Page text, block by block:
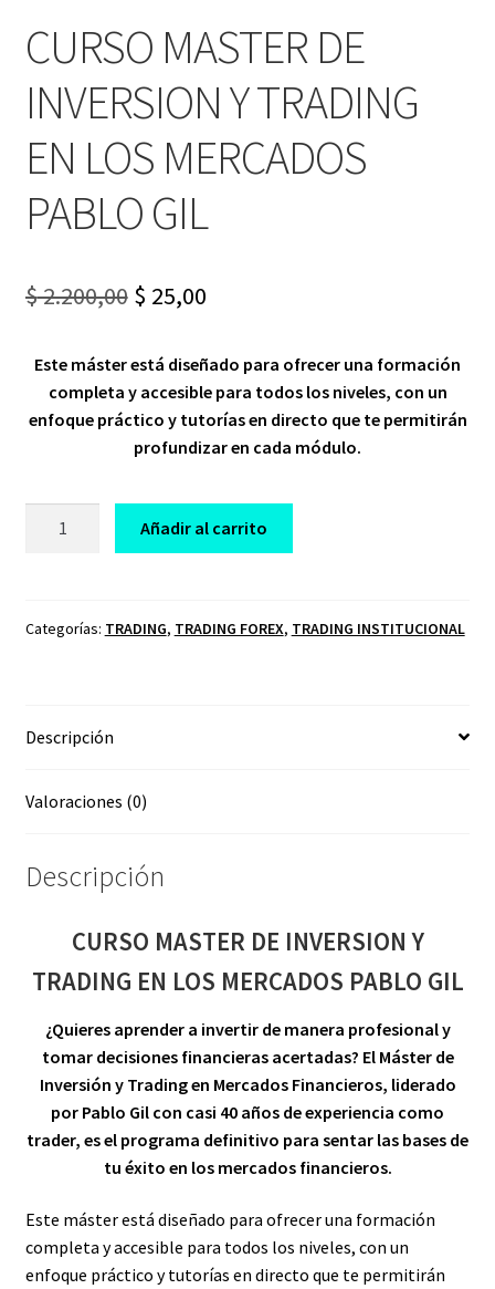
CURSO MASTER DE
INVERSION Y TRADING
EN LOS MERCADOS
PABLO GIL
$2.200,00 Original
was:
$ 2.200,00.
$ 25,00Current
is:
$ 25,00.
Este máster está diseñado para ofrecer una formación
completa y accesible para todos los niveles, con un
enfoque práctico y tutorías en directo que te permitirán
profundizar en cada módulo.
Y
MERCADOS
GIL
Añadir al carrito
Categorías: TRADING, TRADING FOREX, TRADING INSTITUCIONAL
Descripción
Valoraciones (0)
Descripción
CURSO MASTER DE INVERSION Y
TRADING EN LOS MERCADOS PABLO GIL
¿Quieres aprender a invertir de manera profesional y
tomar decisiones financieras acertadas? El Máster de
Inversión y Trading en Mercados Financieros, liderado
por Pablo Gil con casi 40 años de experiencia como
trader, es el programa definitivo para sentar las bases de
tu éxito en los mercados financieros.
Este máster está diseñado para ofrecer una formación
completa y accesible para todos los niveles, con un
enfoque práctico y tutorías en directo que te permitirán